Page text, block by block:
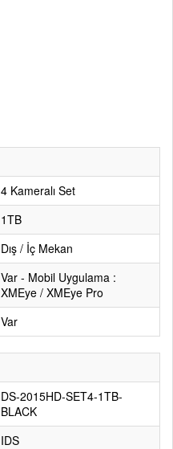
4 Kameralı Set
1TB
Dış / İç Mekan
Var - Mobil Uygulama :
XMEye / XMEye Pro
Var
DS-2015HD-SET4-1TB-
BLACK
IDS